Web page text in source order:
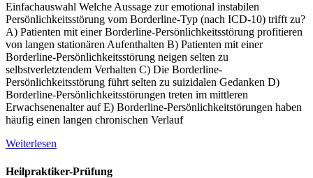
Einfachauswahl Welche Aussage zur emotional instabilen
Persönlichkeitsstörung vom Borderline-Typ (nach ICD-10) trifft zu?
A) Patienten mit einer Borderline-Persönlichkeitsstörung profitieren
von langen stationären Aufenthalten B) Patienten mit einer
Borderline-Persönlichkeitsstörung neigen selten zu
selbstverletztendem Verhalten C) Die Borderline-
Persönlichkeitsstörung führt selten zu suizidalen Gedanken D)
Borderline-Persönlichkeitsstörungen treten im mittleren
Erwachsenenalter auf E) Borderline-Persönlichkeitstörungen haben
häufig einen langen chronischen Verlauf
Weiterlesen
Heilpraktiker-Prüfung